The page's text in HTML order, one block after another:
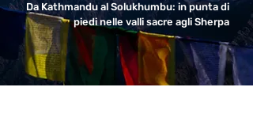
Da Kathmandu al Solukhumbu: in punta di
piedi nelle valli sacre agli Sherpa